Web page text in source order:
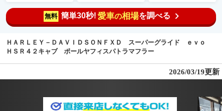
無料 簡単30秒! 愛車の相場を調べる
ＨＡＲＬＥＹ－ＤＡＶＩＤＳＯＮＦＸＤ スーパーグライド ｅｖｏ
ＨＳＲ４２キャブ ポールヤフィスパトラマフラー
2026/03/19更新